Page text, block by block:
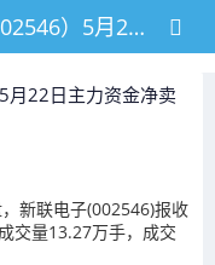
股票行情快报：新联电子（002546）5月22日主力资金净卖出679.41万元
月22日主力资金净卖
新联电子(002546)报收
交量13.27万手，成交